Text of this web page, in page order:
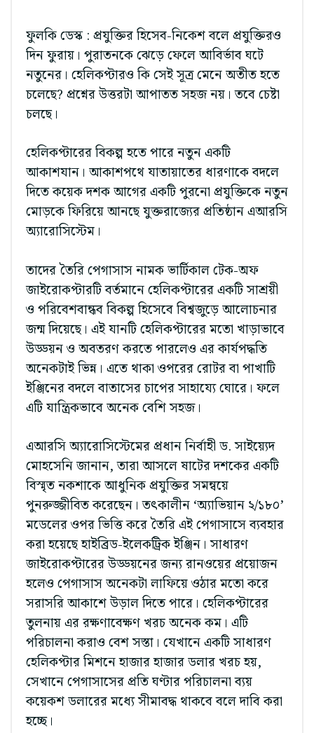
ফুলকি ডেস্ক : প্রযুক্তির হিসেব-নিকেশ বলে প্রযুক্তিরও
দিন ফুরায়। পুরাতনকে ঝেড়ে ফেলে আবির্ভাব ঘটে
নতুনের। হেলিকপ্টারও কি সেই সূত্র মেনে অতীত হতে
চলেছে? প্রশ্নের উত্তরটা আপাতত সহজ নয়। তবে চেষ্টা
চলছে।
হেলিকপ্টারের বিকল্প হতে পারে নতুন একটি
আকাশযান। আকাশপথে যাতায়াতের ধারণাকে বদলে
দিতে কয়েক দশক আগের একটি পুরনো প্রযুক্তিকে নতুন
মোড়কে ফিরিয়ে আনছে যুক্তরাজ্যের প্রতিষ্ঠান এআরসি
অ্যারোসিস্টেম।
তাদের তৈরি পেগাসাস নামক ভার্টিকাল টেক-অফ
জাইরোকপ্টারটি বর্তমানে হেলিকপ্টারের একটি সাশ্রয়ী
ও পরিবেশবান্ধব বিকল্প হিসেবে বিশ্বজুড়ে আলোচনার
জন্ম দিয়েছে। এই যানটি হেলিকপ্টারের মতো খাড়াভাবে
উড্ডয়ন ও অবতরণ করতে পারলেও এর কার্যপদ্ধতি
অনেকটাই ভিন্ন। এতে থাকা ওপরের রোটর বা পাখাটি
ইঞ্জিনের বদলে বাতাসের চাপের সাহায্যে ঘোরে। ফলে
এটি যান্ত্রিকভাবে অনেক বেশি সহজ।
এআরসি অ্যারোসিস্টেমের প্রধান নির্বাহী ড. সাইয়্যেদ
মোহসেনি জানান, তারা আসলে ষাটের দশকের একটি
বিস্মৃত নকশাকে আধুনিক প্রযুক্তির সমন্বয়ে
পুনরুজ্জীবিত করেছেন। তৎকালীন ‘অ্যাভিয়ান ২/১৮০’
মডেলের ওপর ভিত্তি করে তৈরি এই পেগাসাসে ব্যবহার
করা হয়েছে হাইব্রিড-ইলেকট্রিক ইঞ্জিন। সাধারণ
জাইরোকপ্টারের উড্ডয়নের জন্য রানওয়ের প্রয়োজন
হলেও পেগাসাস অনেকটা লাফিয়ে ওঠার মতো করে
সরাসরি আকাশে উড়াল দিতে পারে। হেলিকপ্টারের
তুলনায় এর রক্ষণাবেক্ষণ খরচ অনেক কম। এটি
পরিচালনা করাও বেশ সস্তা। যেখানে একটি সাধারণ
হেলিকপ্টার মিশনে হাজার হাজার ডলার খরচ হয়,
সেখানে পেগাসাসের প্রতি ঘণ্টার পরিচালনা ব্যয়
কয়েকশ ডলারের মধ্যে সীমাবদ্ধ থাকবে বলে দাবি করা
হচ্ছে।